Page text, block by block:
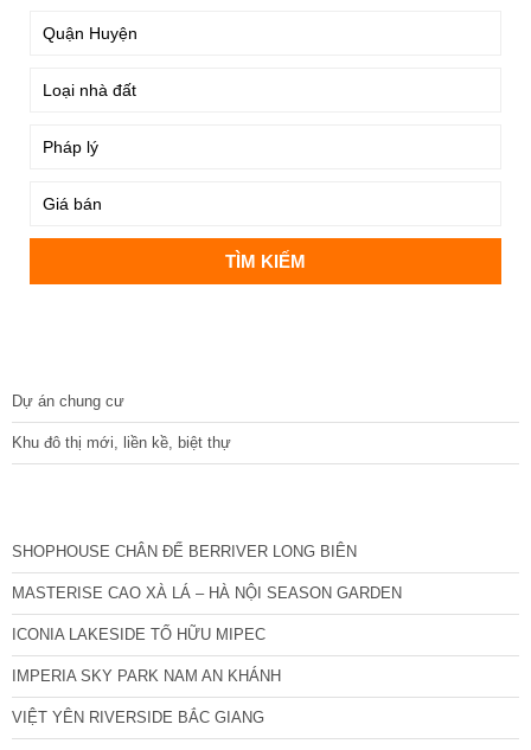
Dự án chung cư
Khu đô thị mới, liền kề, biệt thự
SHOPHOUSE CHÂN ĐẾ BERRIVER LONG BIÊN
MASTERISE CAO XÀ LÁ – HÀ NỘI SEASON GARDEN
ICONIA LAKESIDE TỐ HỮU MIPEC
IMPERIA SKY PARK NAM AN KHÁNH
VIỆT YÊN RIVERSIDE BẮC GIANG